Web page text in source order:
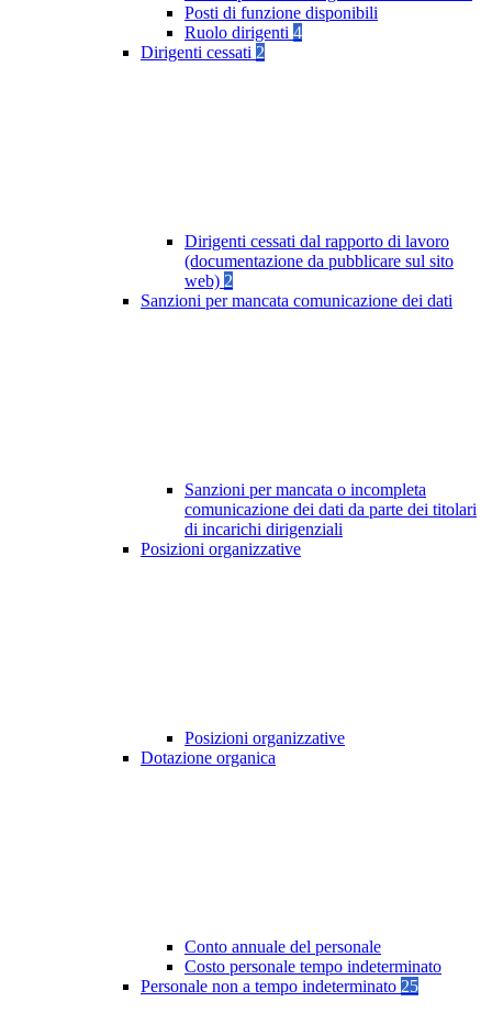
Posti di funzione disponibili
Ruolo dirigenti 4
Dirigenti cessati 2
Dirigenti cessati dal rapporto di lavoro
(documentazione da pubblicare sul sito
web) 2
Sanzioni per mancata comunicazione dei dati
Sanzioni per mancata o incompleta
comunicazione dei dati da parte dei titolari
di incarichi dirigenziali
Posizioni organizzative
Posizioni organizzative
Dotazione organica
Conto annuale del personale
Costo personale tempo indeterminato
Personale non a tempo indeterminato 25